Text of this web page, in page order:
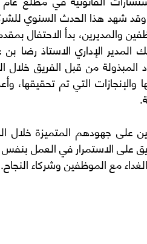
على الاستمرار في العمل بنفس
مع الموظفين وشركاء النجاح.